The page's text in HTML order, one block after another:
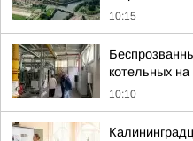
10:15
котельных на
10:10